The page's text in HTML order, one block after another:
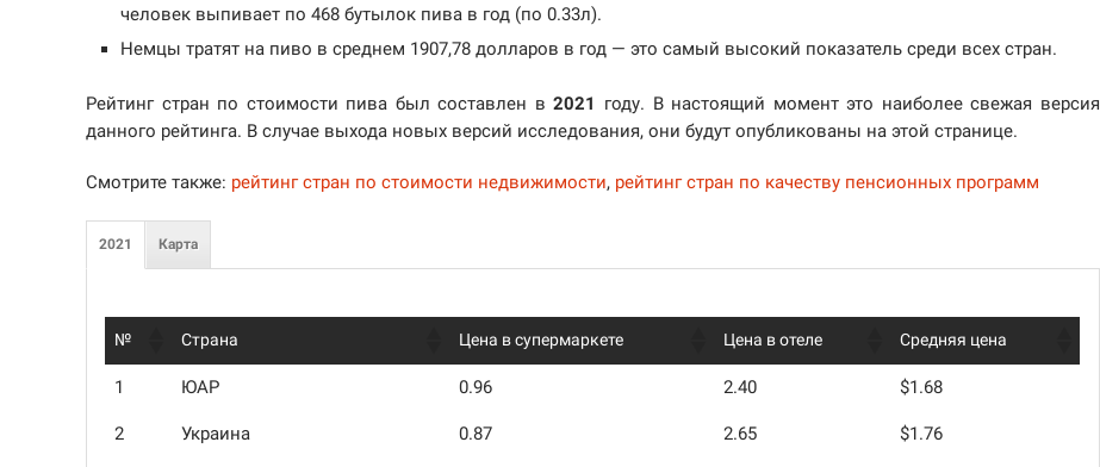
человек выпивает по 468 бутылок пива в год (по 0.33л).
Немцы тратят на пиво в среднем 1907,78 долларов в год — это самый высокий показатель среди всех стран.
Рейтинг стран по стоимости пива был составлен в2021
году. В настоящий момент это наиболее свежая версия
данного рейтинга. В случае выхода новых версий исследования, они будут опубликованы на этой странице.
Смотрите также: рейтинг стран по стоимости недвижимости, рейтинг стран по качеству пенсионных программ
2021 Карта
№ Страна Цена в супермаркете Цена в отеле Средняя цена
1 ЮАР 0.96 2.40 $1.68
2 Украина 0.87 2.65 $1.76